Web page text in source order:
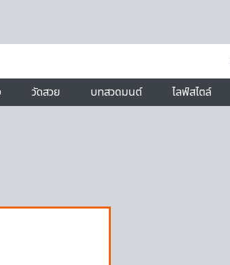
วัดสวย บทสวดมนต์ ไลฟ์สไตล์